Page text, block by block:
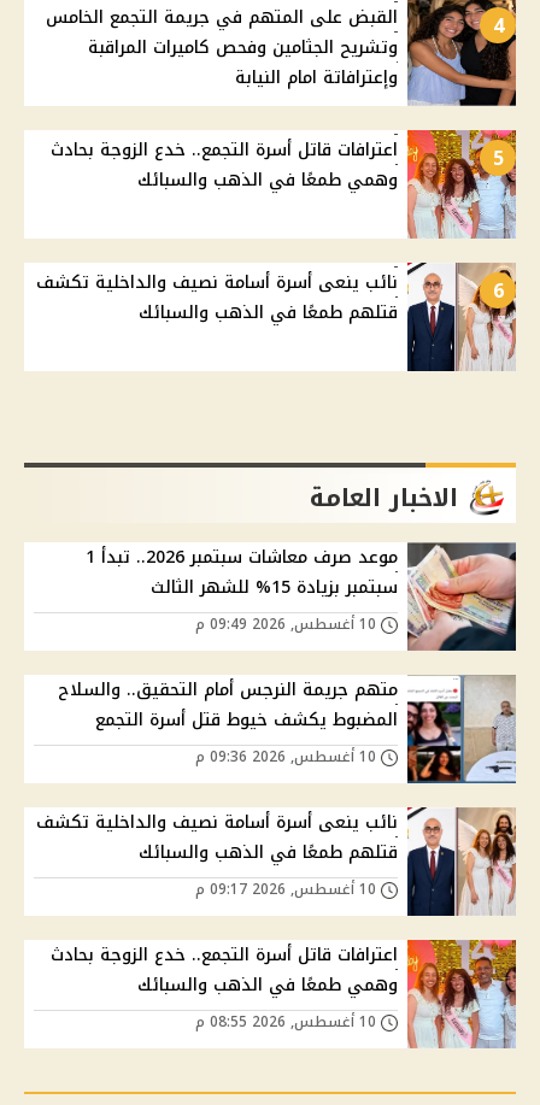
4
القبض على المتهم في جريمة التجمع الخامس
وتشريح الجثامين وفحص كاميرات المراقبة
وإعترافاتة امام النيابة
5
اعترافات قاتل أسرة التجمع.. خدع الزوجة بحادث
وهمي طمعًا في الذهب والسبائك
6
نائب ينعى أسرة أسامة نصيف والداخلية تكشف
قتلهم طمعًا في الذهب والسبائك
الاخبار العامة
موعد صرف معاشات سبتمبر 2026.. تبدأ 1
سبتمبر بزيادة 15% للشهر الثالث
متهم جريمة النرجس أمام التحقيق.. والسلاح
المضبوط يكشف خيوط قتل أسرة التجمع
نائب ينعى أسرة أسامة نصيف والداخلية تكشف
قتلهم طمعًا في الذهب والسبائك
اعترافات قاتل أسرة التجمع.. خدع الزوجة بحادث
وهمي طمعًا في الذهب والسبائك